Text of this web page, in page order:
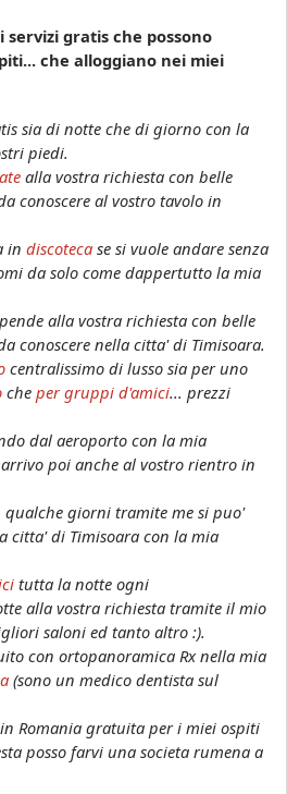
servizi gratis che possono
che alloggiano nei miei
sia di notte che di giorno con la
piedi.
alla vostra richiesta con belle
conoscere al vostro tavolo in
in discoteca se si vuole andare senza
da solo come dappertutto la mia
alla vostra richiesta con belle
conoscere nella citta' di Timisoara.
centralissimo di lusso sia per uno
che per gruppi d'amici... prezzi
dal aeroporto con la mia
poi anche al vostro rientro in
qualche giorni tramite me si puo'
citta' di Timisoara con la mia
tutta la notte ogni
alla vostra richiesta tramite il mio
saloni ed tanto altro :).
con ortopanoramica Rx nella mia
(sono un medico dentista sul
in Romania gratuita per i miei ospiti
posso farvi una societa rumena a